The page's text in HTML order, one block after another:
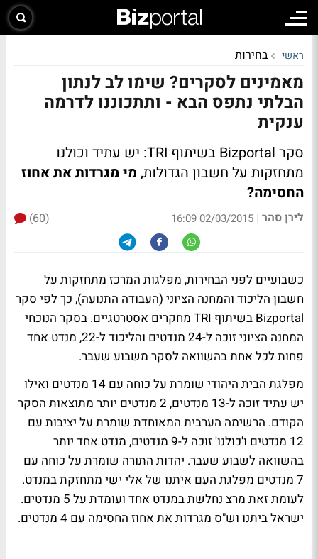
ראשי בחירות
מאמינים לסקרים? שימו לב לנתון
הבלתי נתפס הבא - ותתכוננו לדרמה
ענקית
סקר Bizportal בשיתוף TRI: יש עתיד וכולנו
מתחזקות על חשבון הגדולות, מי מגרדות את אחוז
החסימה?
לירן סהר |
02/03/2015 16:09
(60)
כשבועיים לפני הבחירות, מפלגות המרכז מתחזקות על
חשבון הליכוד והמחנה הציוני (העבודה התנועה), כך לפי סקר
Bizportal בשיתוף TRI מחקרים אסטרטגיים. בסקר הנוכחי
המחנה הציוני זוכה ל-24 מנדטים והליכוד ל-22, מנדט אחד
פחות לכל אחת בהשוואה לסקר משבוע שעבר.
מפלגת הבית היהודי שומרת על כוחה עם 14 מנדטים ואילו
יש עתיד זוכה ל-13 מנדטים, 2 מנדטים יותר מתוצאות הסקר
הקודם. הרשימה הערבית המאוחדת שומרת על יציבות עם
12 מנדטים ו'כולנו' זוכה ל-9 מנדטים, מנדט אחד יותר
בהשוואה לשבוע שעבר. יהדות התורה שומרת על כוחה עם
7 מנדטים מפלגת העם איתנו של אלי ישי מתחזקת במנדט.
לעומת זאת מרצ נחלשת במנדט אחד ועומדת על 5 מנדטים.
ישראל ביתנו וש"ס מגרדות את אחוז החסימה עם 4 מנדטים.